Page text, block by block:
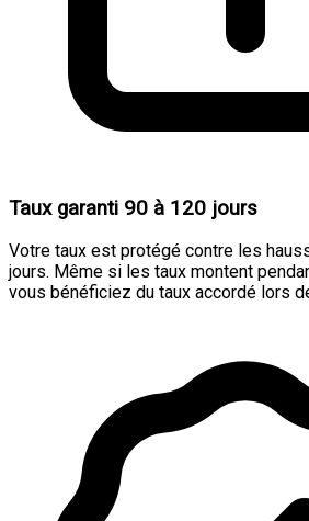
Taux garanti 90 à 120 jours
Votre taux est protégé contre les
jours. Même si les taux montent
vous bénéficiez du taux accordé lors